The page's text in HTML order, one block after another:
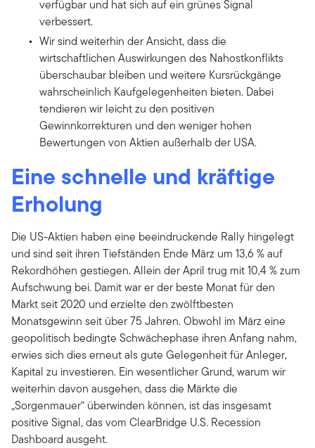
verfügbar und hat sich auf ein grünes Signal
verbessert.
Wir sind weiterhin der Ansicht, dass die
wirtschaftlichen Auswirkungen des Nahostkonflikts
überschaubar bleiben und weitere Kursrückgänge
wahrscheinlich Kaufgelegenheiten bieten. Dabei
tendieren wir leicht zu den positiven
Gewinnkorrekturen und den weniger hohen
Bewertungen von Aktien außerhalb der USA.
Eine schnelle und kräftige
Erholung
Die US-Aktien haben eine beeindruckende Rally hingelegt
und sind seit ihren Tiefständen Ende März um 13,6 % auf
Rekordhöhen gestiegen. Allein der April trug mit 10,4 % zum
Aufschwung bei. Damit war er der beste Monat für den
Markt seit 2020 und erzielte den zwölftbesten
Monatsgewinn seit über 75 Jahren. Obwohl im März eine
geopolitisch bedingte Schwächephase ihren Anfang nahm,
erwies sich dies erneut als gute Gelegenheit für Anleger,
Kapital zu investieren. Ein wesentlicher Grund, warum wir
weiterhin davon ausgehen, dass die Märkte die
„Sorgenmauer“ überwinden können, ist das insgesamt
positive Signal, das vom ClearBridge U.S. Recession
Dashboard ausgeht.